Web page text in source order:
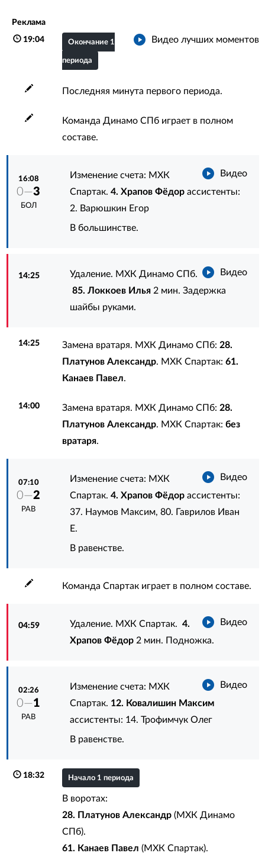
Реклама
19:04 Видео лучших моментов
Окончание 1
периода
Последняя минута первого периода.
Команда Динамо СПб играет в полном
составе.
16:08
0—3
БОЛ
Видео
Изменение счета: МХК
Спартак.4. Храпов Фёдор ассистенты:
2. Варюшкин Егор
В большинстве.
14:25 Видео
Удаление. МХК Динамо СПб.
85. Локкоев Илья 2 мин. Задержка
шайбы руками.
14:25 Замена вратаря. МХК Динамо СПб: 28.
Платунов Александр. МХК Спартак: 61.
Канаев Павел.
14:00 Замена вратаря. МХК Динамо СПб: 28.
Платунов Александр. МХК Спартак: без
вратаря.
07:10
0—2
РАВ
Видео
Изменение счета: МХК
Спартак.4. Храпов Фёдор ассистенты:
37. Наумов Максим,80. Гаврилов Иван
Е.
В равенстве.
Команда Спартак играет в полном составе.
04:59 Видео
Удаление. МХК Спартак.4.
Храпов Фёдор 2 мин. Подножка.
02:26
0—1
РАВ
Видео
Изменение счета: МХК
Спартак. 12. Ковалишин Максим
ассистенты: 14. Трофимчук Олег
В равенстве.
18:32 Начало 1 периода
В воротах:
28. Платунов Александр(МХК Динамо
СПб).
61. Канаев Павел (МХК Спартак).